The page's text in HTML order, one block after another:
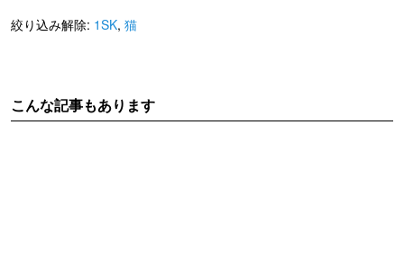
絞り込み解除: 1SK, 猫
こんな記事もあります